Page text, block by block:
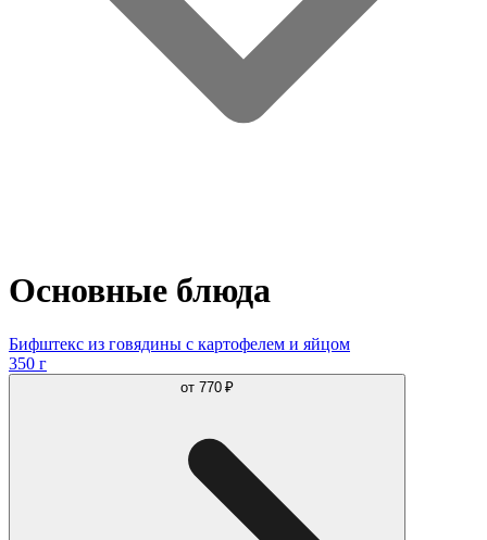
Основные блюда
Бифштекс из говядины с картофелем и яйцом
350 г
от 770 ₽